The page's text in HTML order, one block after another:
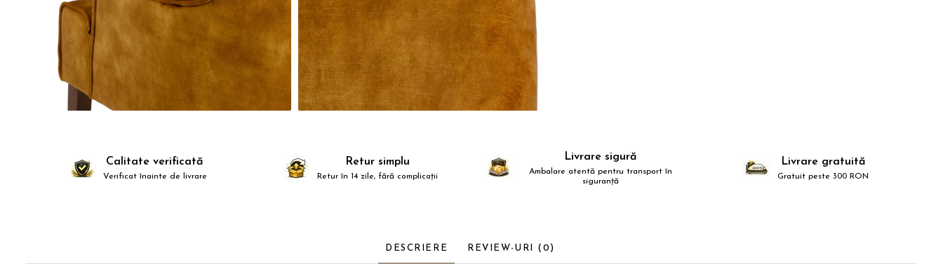
Calitate verificată
Verificat înainte de livrare
Retur simplu
Retur în 14 zile, fără complicații
Livrare sigură
Ambalare atentă pentru transport în
siguranță
Livrare gratuită
Gratuit peste 300 RON
DESCRIERE REVIEW-URI (0)